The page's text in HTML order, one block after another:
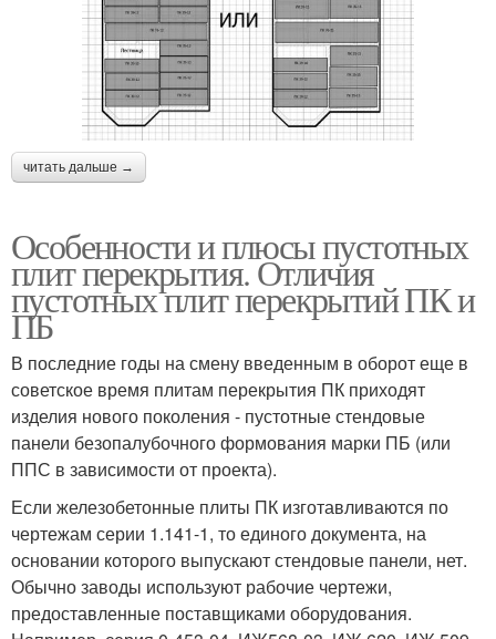
читать дальше →
Особенности и плюсы пустотных
плит перекрытия. Отличия
пустотных плит перекрытий ПК и
ПБ
В последние годы на смену введенным в оборот еще в
советское время плитам перекрытия ПК приходят
изделия нового поколения - пустотные стендовые
панели безопалубочного формования марки ПБ (или
ППС в зависимости от проекта).
Если железобетонные плиты ПК изготавливаются по
чертежам серии 1.141-1, то единого документа, на
основании которого выпускают стендовые панели, нет.
Обычно заводы используют рабочие чертежи,
предоставленные поставщиками оборудования.